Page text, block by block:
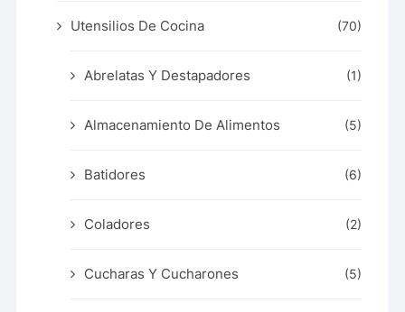
Utensilios De Cocina (70)
Abrelatas Y Destapadores (1)
Almacenamiento De Alimentos (5)
Batidores (6)
Coladores (2)
Cucharas Y Cucharones (5)